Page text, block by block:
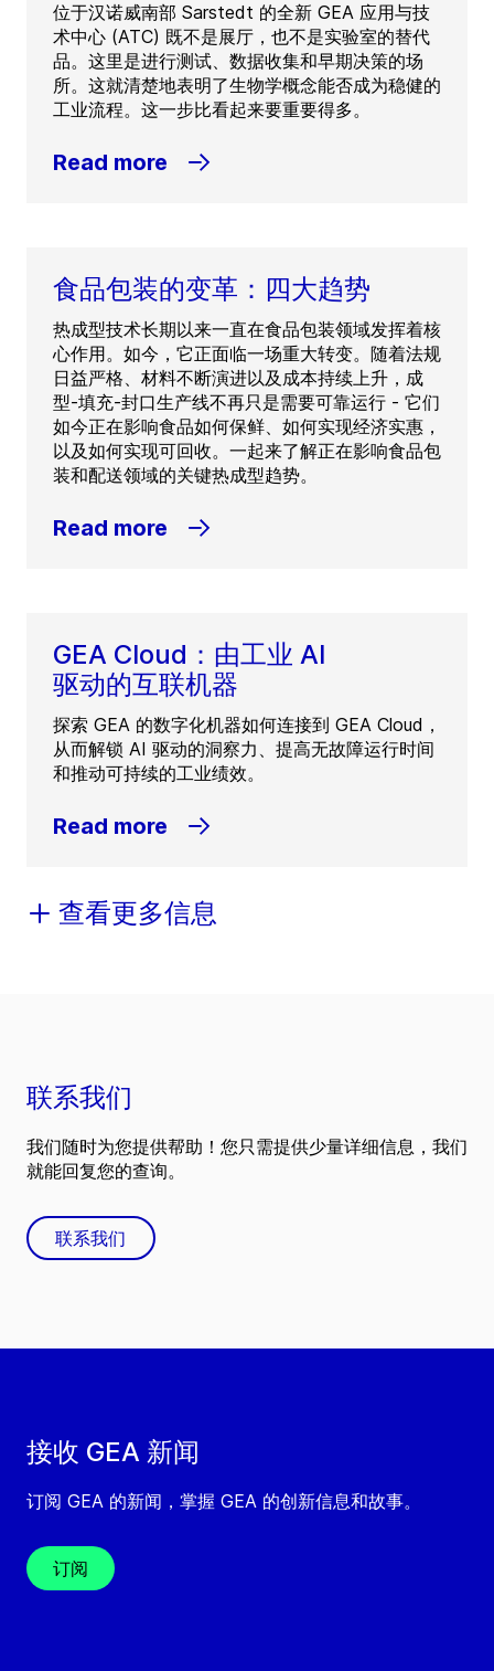
位于汉诺威南部 Sarstedt 的全新 GEA 应用与技
术中心 (ATC) 既不是展厅，也不是实验室的替代
品。这里是进行测试、数据收集和早期决策的场
所。这就清楚地表明了生物学概念能否成为稳健的
工业流程。这一步比看起来要重要得多。
Read more
食品包装的变革：四大趋势
热成型技术长期以来一直在食品包装领域发挥着核
心作用。如今，它正面临一场重大转变。随着法规
日益严格、材料不断演进以及成本持续上升，成
型-填充-封口生产线不再只是需要可靠运行 - 它们
如今正在影响食品如何保鲜、如何实现经济实惠，
以及如何实现可回收。一起来了解正在影响食品包
装和配送领域的关键热成型趋势。
Read more
GEA Cloud：由工业 AI
驱动的互联机器
探索 GEA 的数字化机器如何连接到 GEA Cloud，
从而解锁 AI 驱动的洞察力、提高无故障运行时间
和推动可持续的工业绩效。
Read more
查看更多信息
接收 GEA 新闻
订阅 GEA 的新闻，掌握 GEA 的创新信息和故事。
订阅
联系我们
我们随时为您提供帮助！您只需提供少量详细信息，我们
就能回复您的查询。
联系我们